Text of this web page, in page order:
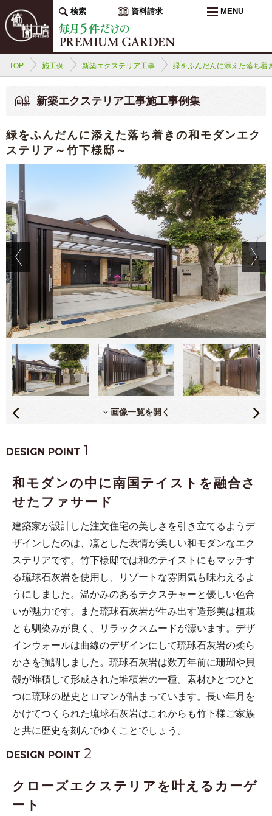
検索 資料請求 MENU
TOP 施工例 新築エクステリア工事 緑をふんだんに添えた落ち着
新築エクステリア工事施工事例集
緑をふんだんに添えた落ち着きの和モダンエク
ステリア～竹下様邸～
画像一覧を開く
DESIGN POINT 1
和モダンの中に南国テイストを融合さ
せたファサード
建築家が設計した注文住宅の美しさを引き立てるようデ
ザインしたのは、凜とした表情が美しい和モダンなエク
ステリアです。竹下様邸では和のテイストにもマッチす
る琉球石灰岩を使用し、リゾートな雰囲気も味わえるよ
うにしました。温かみのあるテクスチャーと優しい色合
いが魅力です。また琉球石灰岩が生み出す造形美は植栽
とも馴染みが良く、リラックスムードが漂います。デザ
インウォールは曲線のデザインにして琉球石灰岩の柔ら
かさを強調しました。琉球石灰岩は数万年前に珊瑚や貝
殻が堆積して形成された堆積岩の一種。素材ひとつひと
つに琉球の歴史とロマンが詰まっています。長い年月を
かけてつくられた琉球石灰岩はこれからも竹下様ご家族
と共に歴史を刻んでゆくことでしょう。
DESIGN POINT 2
クローズエクステリアを叶えるカーゲ
ート